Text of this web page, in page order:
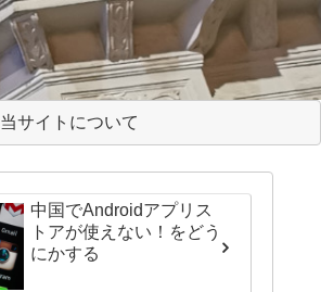
当サイトについて
中国でAndroidアプリス
トアが使えない！をどう
にかする